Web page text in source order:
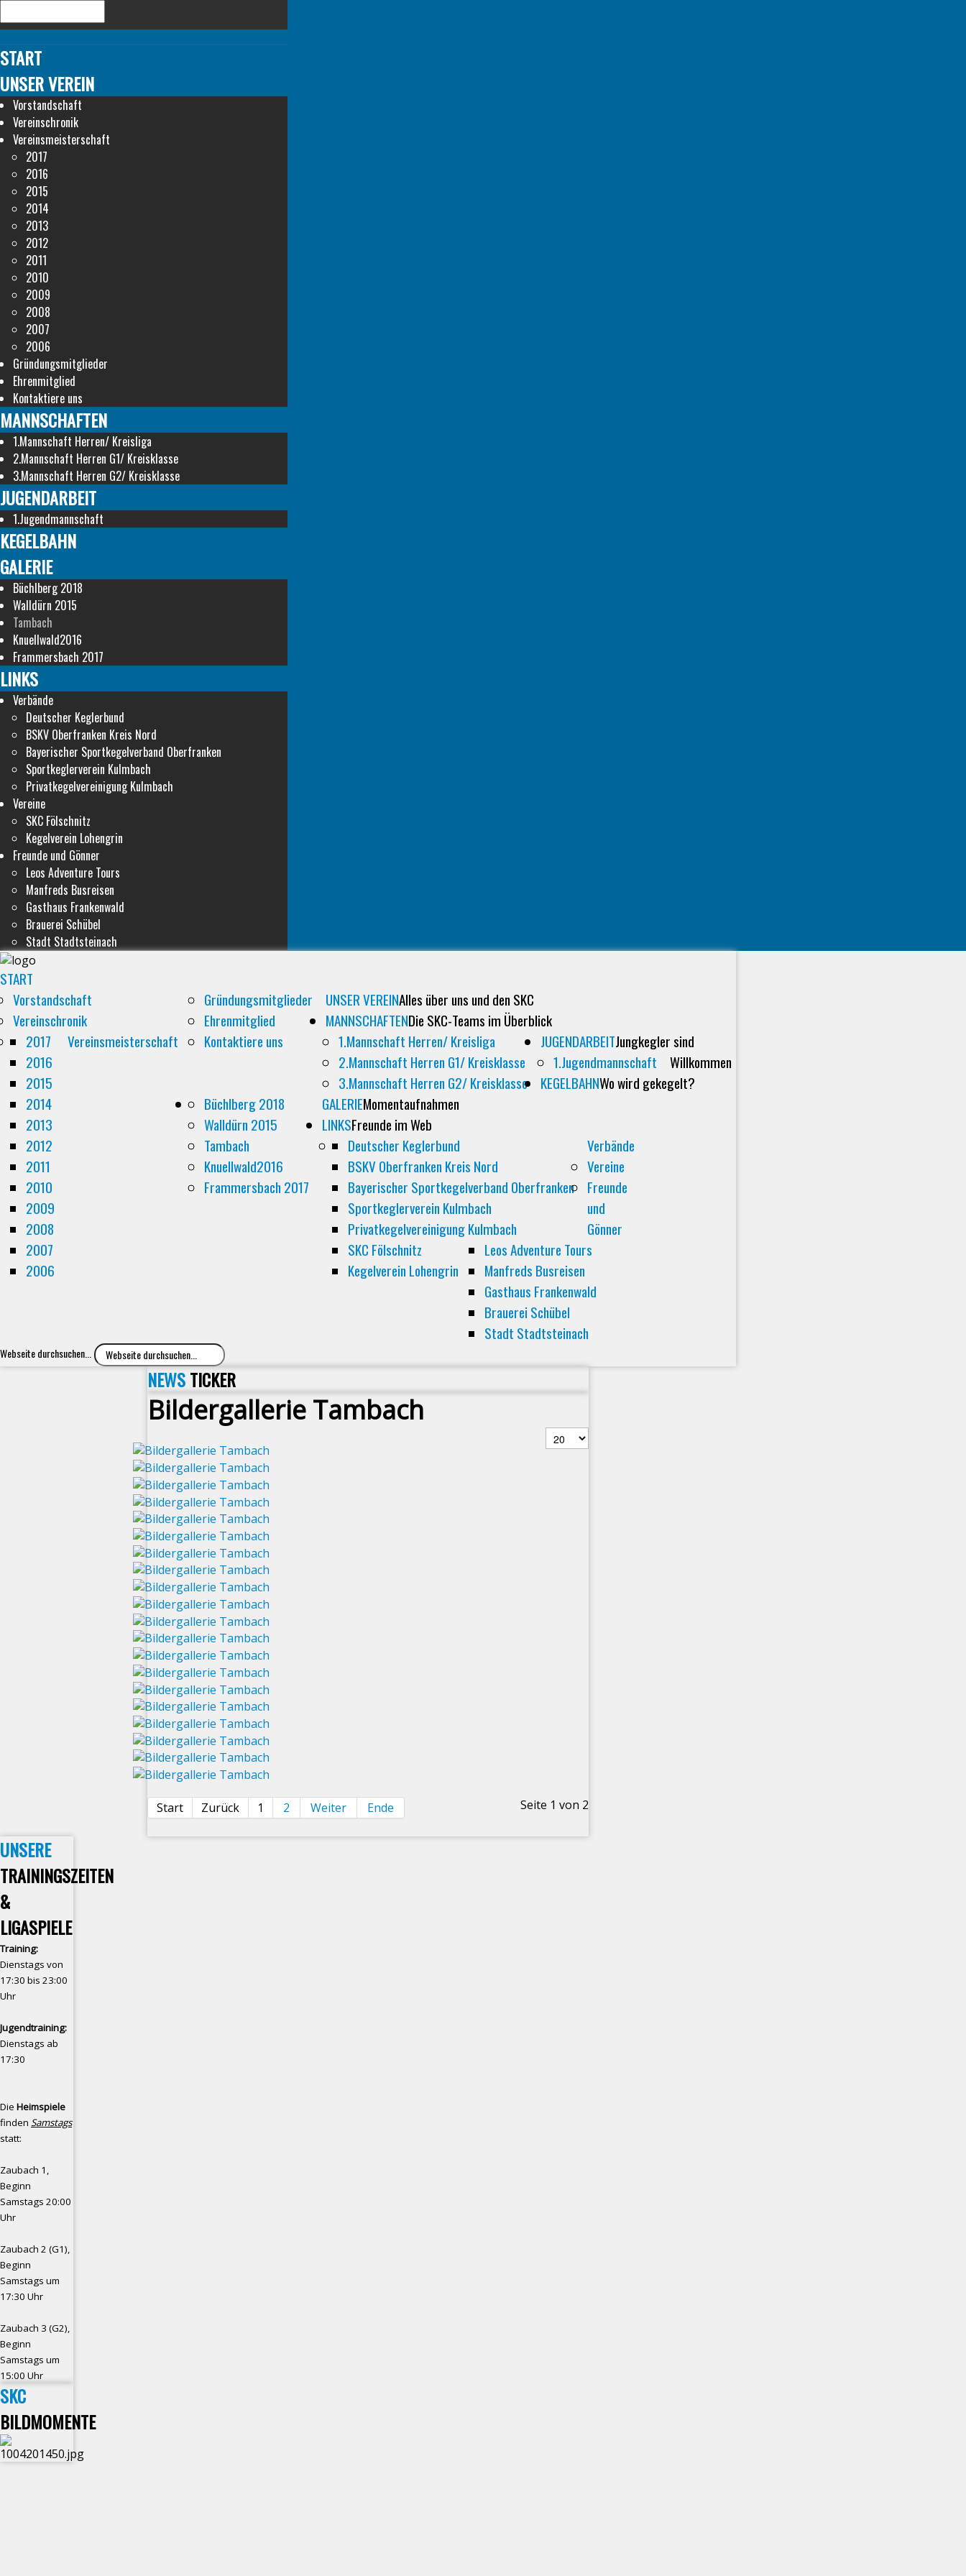
START
UNSER VEREIN
Vorstandschaft
Vereinschronik
Vereinsmeisterschaft
2017
2016
2015
2014
2013
2012
2011
2010
2009
2008
2007
2006
Gründungsmitglieder
Ehrenmitglied
Kontaktiere uns
MANNSCHAFTEN
1.Mannschaft Herren/ Kreisliga
2.Mannschaft Herren G1/ Kreisklasse
3.Mannschaft Herren G2/ Kreisklasse
JUGENDARBEIT
1.Jugendmannschaft
KEGELBAHN
GALERIE
Büchlberg 2018
Walldürn 2015
Tambach
Knuellwald2016
Frammersbach 2017
LINKS
Verbände
Deutscher Keglerbund
BSKV Oberfranken Kreis Nord
Bayerischer Sportkegelverband Oberfranken
Sportkeglerverein Kulmbach
Privatkegelvereinigung Kulmbach
Vereine
SKC Fölschnitz
Kegelverein Lohengrin
Freunde und Gönner
Leos Adventure Tours
Manfreds Busreisen
Gasthaus Frankenwald
Brauerei Schübel
Stadt Stadtsteinach
START
UNSER VEREINAlles über uns und den SKC
Vorstandschaft
Vereinschronik
Vereinsmeisterschaft
2017
2016
2015
2014
2013
2012
2011
2010
2009
2008
2007
2006
Gründungsmitglieder
Ehrenmitglied
Kontaktiere uns
MANNSCHAFTENDie SKC-Teams im Überblick
1.Mannschaft Herren/ Kreisliga
2.Mannschaft Herren G1/ Kreisklasse
3.Mannschaft Herren G2/ Kreisklasse
JUGENDARBEITJungkegler sind
Willkommen
1.Jugendmannschaft
KEGELBAHNWo wird gekegelt?
GALERIEMomentaufnahmen
Büchlberg 2018
Walldürn 2015
Tambach
Knuellwald2016
Frammersbach 2017
LINKSFreunde im Web
Verbände
Deutscher Keglerbund
BSKV Oberfranken Kreis Nord
Bayerischer Sportkegelverband Oberfranken
Sportkeglerverein Kulmbach
Privatkegelvereinigung Kulmbach
Vereine
SKC Fölschnitz
Kegelverein Lohengrin
Freunde
und
Gönner
Leos Adventure Tours
Manfreds Busreisen
Gasthaus Frankenwald
Brauerei Schübel
Stadt Stadtsteinach
Webseite durchsuchen...
NEWSTICKER
Bildergallerie Tambach
Seite 1 von 2
Start Zurück 1 2 Weiter Ende
UNSERE
TRAININGSZEITEN
&
LIGASPIELE
Training:
Dienstags von
17:30 bis 23:00
Uhr
Jugendtraining:
Dienstags ab
17:30
Die Heimspiele
finden Samstags
statt:
Zaubach 1,
Beginn
Samstags 20:00
Uhr
Zaubach 2 (G1),
Beginn
Samstags um
17:30 Uhr
Zaubach 3 (G2),
Beginn
Samstags um
15:00 Uhr
SKC
BILDMOMENTE